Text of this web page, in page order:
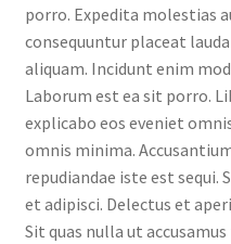
porro. Expedita molestias
consequuntur placeat
aliquam. Incidunt enim
Laborum est ea sit porro.
explicabo eos eveniet
omnis minima.
repudiandae iste est sequi.
et adipisci. Delectus et
Sit quas nulla ut